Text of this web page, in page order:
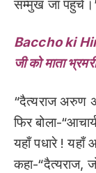
सम्मुख जा
Baccho ki
जी को माता
“दैत्यराज अरुण
फिर बोला-
यहाँ पधारे ! यहाँ
कहा-“दैत्यराज,